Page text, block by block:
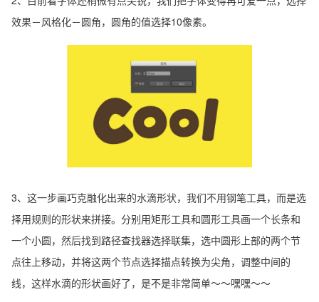
效果－风格化－圆角，圆角的值选择10像素。
3、这一步画巧克融化出来的水滴形状，我们不用钢笔工具，而是选
择用规则的形状来拼接。分别用矩形工具和圆形工具画一个长条和
一个小圆，然后找到路径查找器选择联集，选中圆形上部的两个节
点往上移动，并将这两个节点选择描点转换为尖角，调整中间的
线，这样水滴的形状画好了，是不是非常简单～～嘿嘿～～